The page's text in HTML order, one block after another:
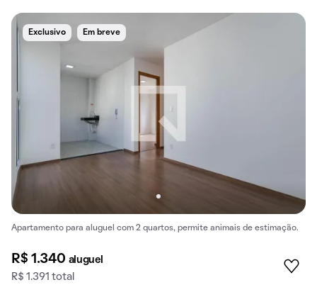
Exclusivo Em breve
Apartamento para aluguel com 2 quartos, permite animais de estimação.
R$ 1.340 aluguel
R$ 1.391 total